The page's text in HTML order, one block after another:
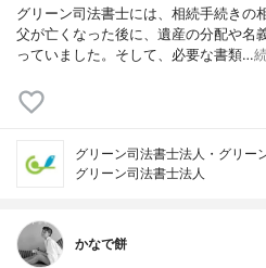
グリーン司法書士には、相続手続きの
父が亡くなった後に、遺産の分配や名
っていました。そして、必要な書類…
グリーン司法書士法人・グリー
グリーン司法書士法人
かなで餅